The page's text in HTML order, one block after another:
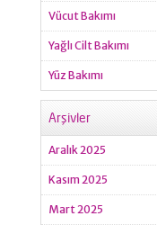
Vücut Bakımı
Yağlı Cilt Bakımı
Yüz Bakımı
Arşivler
Aralık 2025
Kasım 2025
Mart 2025